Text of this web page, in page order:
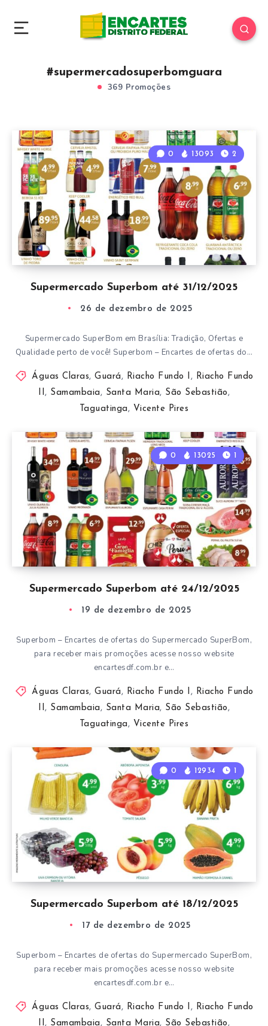
#supermercadosuperbomguara
369 Promoções
Supermercado Superbom até 31/12/2025
0 13093 2
26 de dezembro de 2025
Supermercado SuperBom em Brasília: Tradição, Ofertas e
Qualidade perto de você! Superbom – Encartes de ofertas do…
Águas Claras, Guará , Riacho Fundo I , Riacho Fundo
, Samambaia , Santa Maria, São Sebastião ,
Taguatinga , Vicente Pires
Supermercado Superbom até 24/12/2025
0 13025 1
19 de dezembro de 2025
Superbom – Encartes de ofertas do Supermercado SuperBom,
para receber mais promoções acesse nosso website
encartesdf.com.br e…
Águas Claras, Guará , Riacho Fundo I , Riacho Fundo
, Samambaia , Santa Maria, São Sebastião ,
Taguatinga , Vicente Pires
Supermercado Superbom até 18/12/2025
0 12934 1
17 de dezembro de 2025
Superbom – Encartes de ofertas do Supermercado SuperBom,
para receber mais promoções acesse nosso website
encartesdf.com.br e…
Águas Claras, Guará , Riacho Fundo I , Riacho Fundo
, Samambaia , Santa Maria, São Sebastião ,